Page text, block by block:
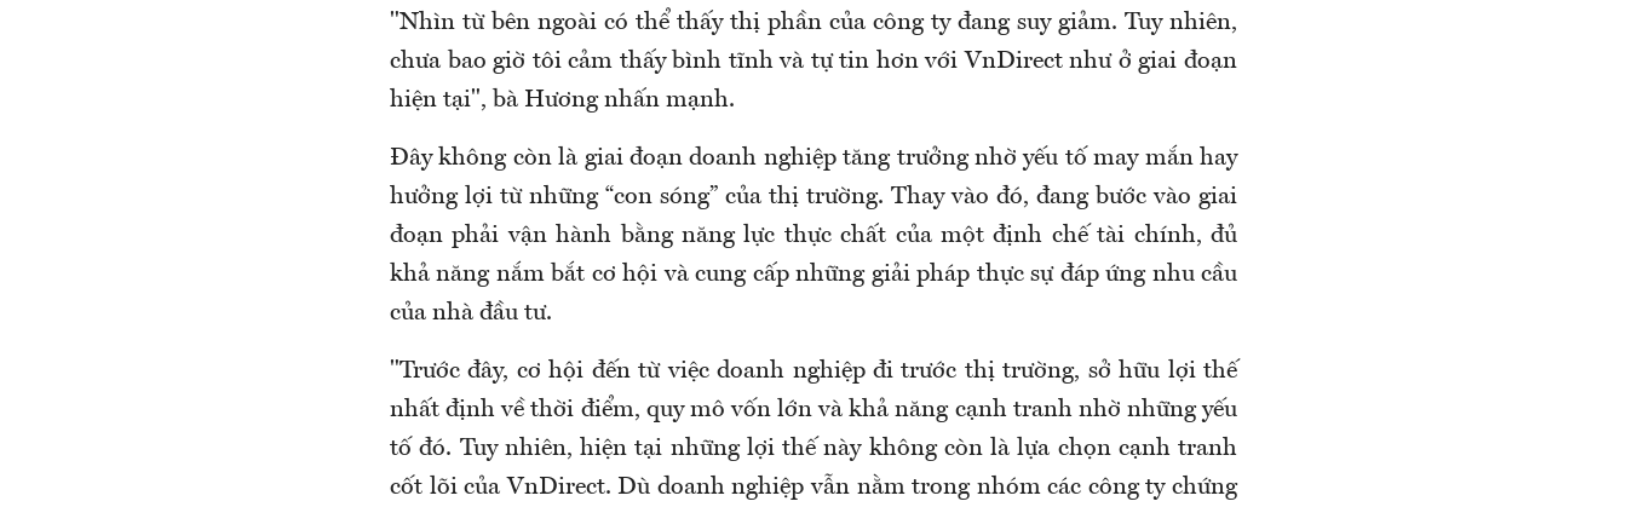
"Nhìn từ bên ngoài có thể thấy thị phần của công ty đang suy giảm. Tuy nhiên,
chưa bao giờ tôi cảm thấy bình tĩnh và tự tin hơn với VnDirect như ở giai đoạn
hiện tại", bà Hương nhấn mạnh.
Đây không còn là giai đoạn doanh nghiệp tăng trưởng nhờ yếu tố may mắn hay
hưởng lợi từ những “con sóng” của thị trường. Thay vào đó, đang bước vào giai
đoạn phải vận hành bằng năng lực thực chất của một định chế tài chính, đủ
khả năng nắm bắt cơ hội và cung cấp những giải pháp thực sự đáp ứng nhu cầu
của nhà đầu tư.
"Trước đây, cơ hội đến từ việc doanh nghiệp đi trước thị trường, sở hữu lợi thế
nhất định về thời điểm, quy mô vốn lớn và khả năng cạnh tranh nhờ những yếu
tố đó. Tuy nhiên, hiện tại những lợi thế này không còn là lựa chọn cạnh tranh
cốt lõi của VnDirect. Dù doanh nghiệp vẫn nằm trong nhóm các công ty chứng